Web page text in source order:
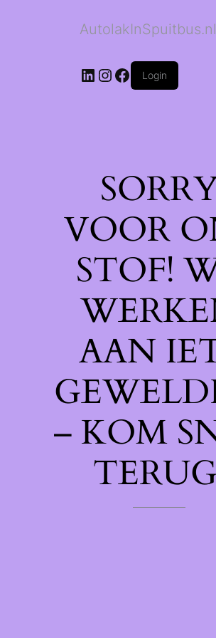
AutolakInSpuitbus.nl
LinkedIn
Instagram
Facebook
Login
VOOR
STOF!
AAN
– KOM